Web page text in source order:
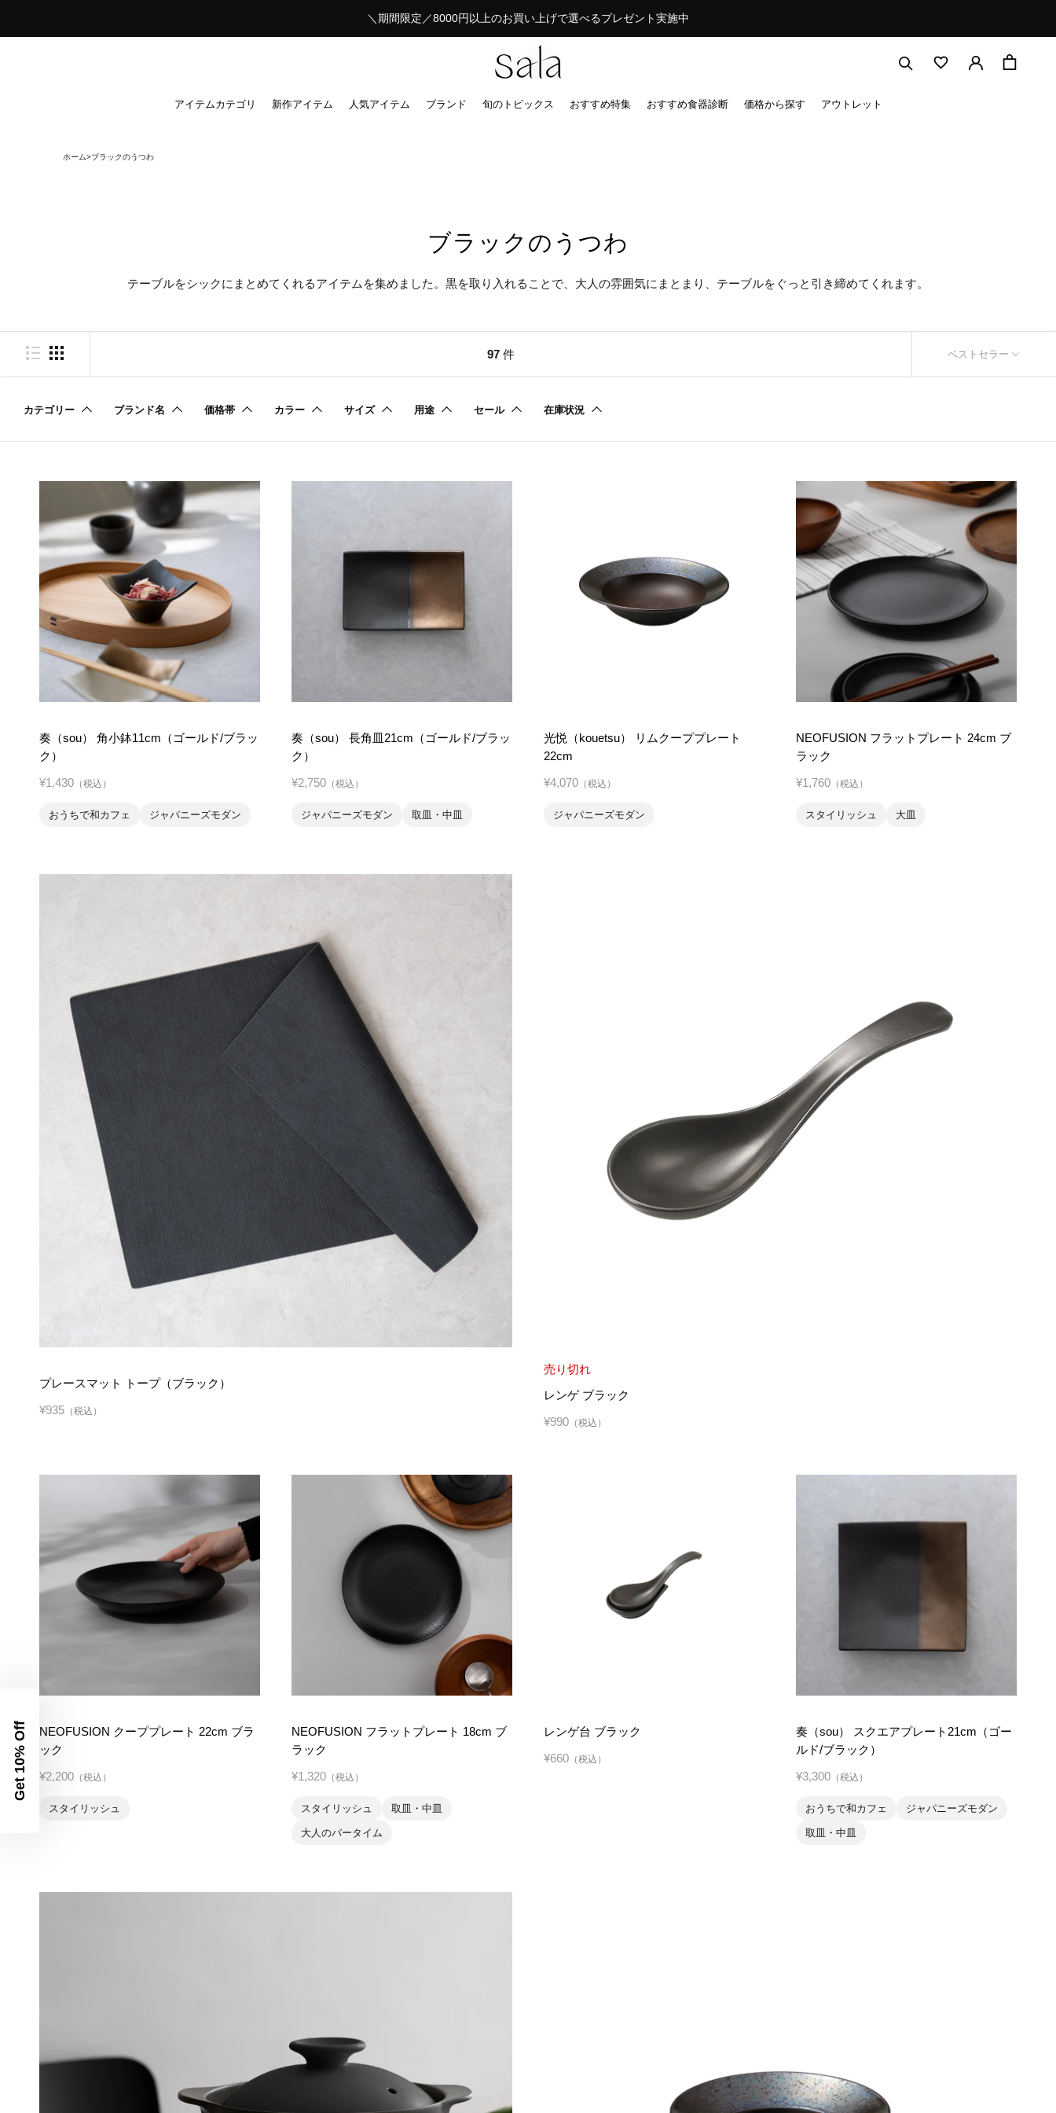
＼期間限定／8000円以上のお買い上げで選べるプレゼント実施中
アイテムカテゴリ 新作アイテム 人気アイテム ブランド 旬のトピックス おすすめ特集 おすすめ食器診断 価格から探す アウトレット
ホーム ブラックのうつわ
ブラックのうつわ
テーブルをシックにまとめてくれるアイテムを集めました。黒を取り入れることで、大人の雰囲気にまとまり、テーブルをぐっと引き締めてくれます。
ベストセラー
97 件
カテゴリー ブランド名 価格帯 カラー サイズ 用途 セール 在庫状況
奏（sou） 角小鉢11cm（ゴールド/ブラッ
ク）
¥1,430 （税込）
おうちで和カフェ ジャパニーズモダン
奏（sou） 長角皿21cm（ゴールド/ブラッ
ク）
¥2,750 （税込）
ジャパニーズモダン 取皿・中皿
光悦（kouetsu） リムクーププレート
22cm
¥4,070 （税込）
ジャパニーズモダン
NEOFUSION フラットプレート 24cm ブ
ラック
¥1,760 （税込）
スタイリッシュ 大皿
プレースマット トープ（ブラック）
¥935 （税込）
売り切れ
レンゲ ブラック
¥990 （税込）
NEOFUSION クーププレート 22cm ブラ
ック
¥2,200 （税込）
スタイリッシュ
NEOFUSION フラットプレート 18cm ブ
ラック
¥1,320 （税込）
スタイリッシュ 取皿・中皿
大人のバータイム
レンゲ台 ブラック
¥660 （税込）
奏（sou） スクエアプレート21cm（ゴー
ルド/ブラック）
¥3,300 （税込）
おうちで和カフェ ジャパニーズモダン
取皿・中皿
Get 10% Off